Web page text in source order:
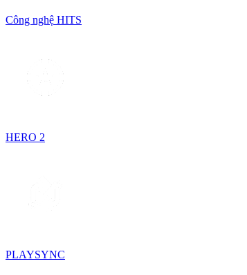
Công nghệ HITS
HERO 2
PLAYSYNC